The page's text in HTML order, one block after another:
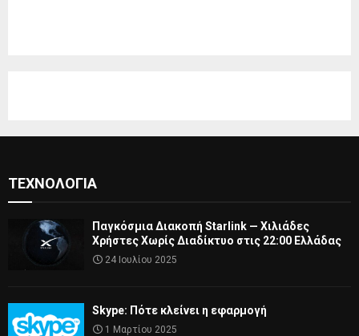
ΤΕΧΝΟΛΟΓΊΑ
Παγκόσμια Διακοπή Starlink — Χιλιάδες
Χρήστες Χωρίς Διαδίκτυο στις 22:00 Ελλάδας
24 Ιουλίου 2025
Skype: Πότε κλείνει η εφαρμογή
1 Μαρτίου 2025